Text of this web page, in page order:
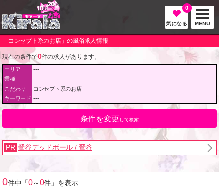
MENU
気になる
0
「コンセプト系のお店」の風俗求人情報
現在の条件で0件の求人があります。
エリア
---
業種
---
こだわり
コンセプト系のお店
キーワード ---
条件を変更 して検索
PR 鶯谷デッドボール / 鶯谷
0件中「0～0件」を表示